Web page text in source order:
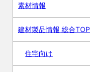
素材情報
建材製品情報 総合TOP
住宅向け